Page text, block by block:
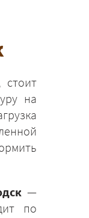
стоит
на
—
по